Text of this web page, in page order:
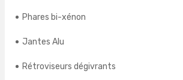
Phares bi-xénon
Jantes Alu
Rétroviseurs dégivrants